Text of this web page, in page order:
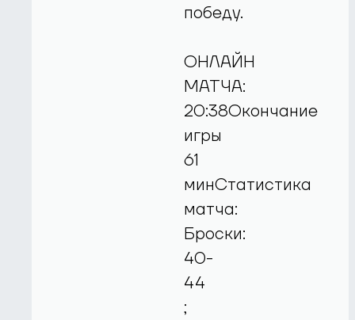
победу.
ОНЛАЙН
МАТЧА:
20:38Окончание
игры
61
минСтатистика
матча:
Броски:
40-
44
;